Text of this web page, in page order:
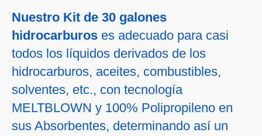
Nuestro Kit de 30 galones
hidrocarburos es adecuado para casi
todos los líquidos derivados de los
hidrocarburos, aceites, combustibles,
solventes, etc., con tecnología
MELTBLOWN y 100% Polipropileno en
sus Absorbentes, determinando así un